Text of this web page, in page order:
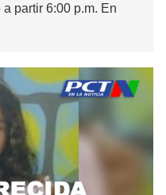
partir 6:00 p.m. En